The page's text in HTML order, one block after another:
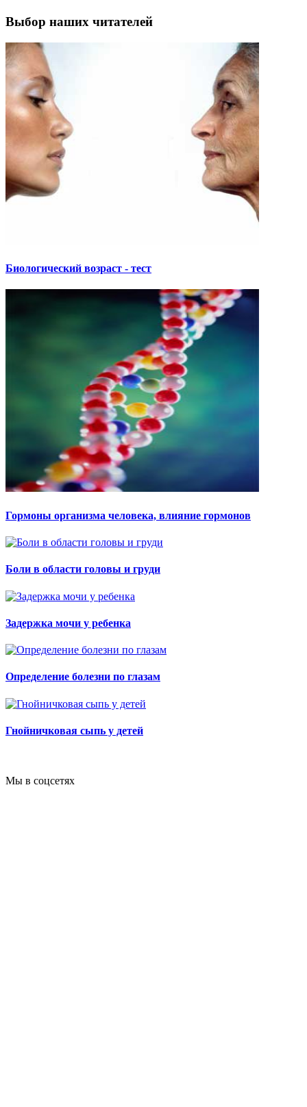
Выбор наших читателей
Биологический возраст - тест
Гормоны организма человека, влияние гормонов
Боли в области головы и груди
Задержка мочи у ребенка
Определение болезни по глазам
Гнойничковая сыпь у детей
Мы в соцсетях